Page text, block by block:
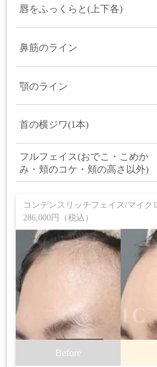
唇をふっくらと(上下各)
鼻筋のライン
顎のライン
首の横ジワ(1本)
フルフェイス(おでこ・こめか
み・頬のコケ・頬の高さ以外)
コンデンスリッチフェイス/マイク
286,000円（税込）
Before